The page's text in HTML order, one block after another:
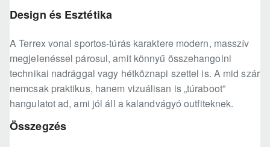
Design és Esztétika
A Terrex vonal sportos-túrás karaktere modern, masszív
megjelenéssel párosul, amit könnyű összehangolni
technikai nadrággal vagy hétköznapi szettel is. A mid szár
nemcsak praktikus, hanem vizuálisan is „túraboot”
hangulatot ad, ami jól áll a kalandvágyó outfiteknek.
Összegzés